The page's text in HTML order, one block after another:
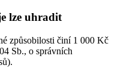
lze uhradit
způsobilosti činí 1 000 Kč
Sb., o správních